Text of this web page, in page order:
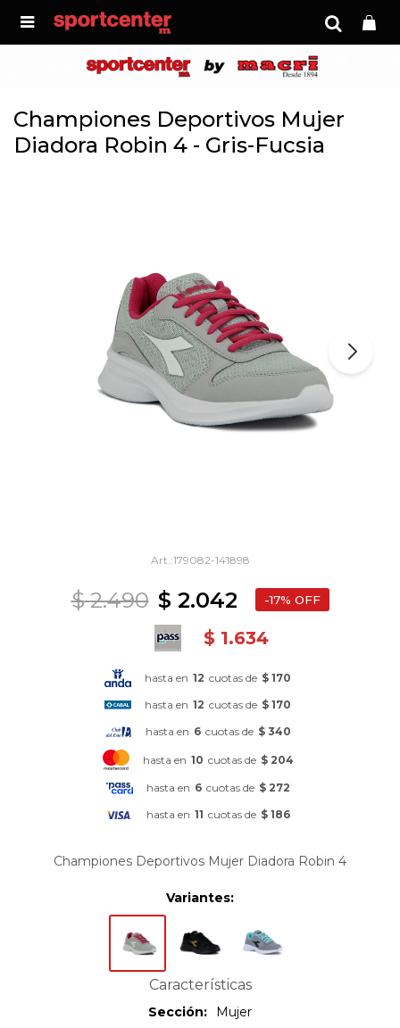

Championes Deportivos Mujer
Diadora Robin 4 - Gris-Fucsia
179082-141898
$ 2.042
$ 2.490 17
$ 1.634
hasta en 12 cuotas de $ 170
hasta en 12 cuotas de $ 170
hasta en 6 cuotas de $ 340
hasta en 10 cuotas de $ 204
hasta en 6 cuotas de $ 272
hasta en 11 cuotas de $ 186
Championes Deportivos Mujer Diadora Robin 4
Variantes:
Características
Sección
Mujer